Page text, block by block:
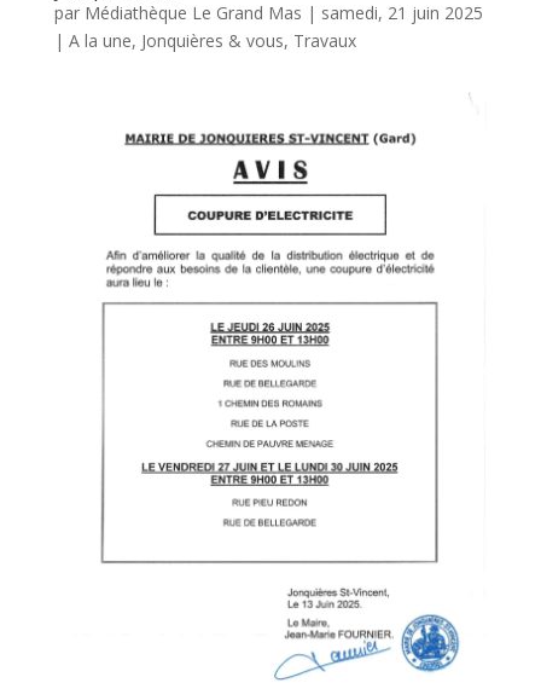
par Médiathèque Le Grand Mas | samedi, 21 juin 2025
| A la une, Jonquières & vous, Travaux